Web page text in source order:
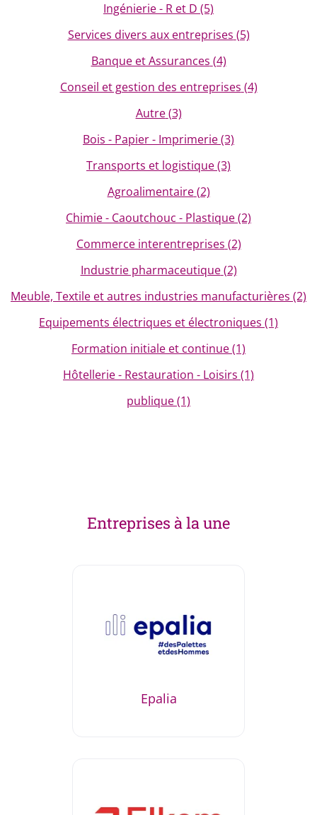
Ingénierie - R et D (5)
Services divers aux entreprises (5)
Banque et Assurances (4)
Conseil et gestion des entreprises (4)
Autre (3)
Bois - Papier - Imprimerie(3)
Transports et logistique(3)
Agroalimentaire (2)
Chimie - Caoutchouc - Plastique(2)
Commerce interentreprises (2)
Industrie pharmaceutique (2)
Meuble, Textile et autres industries manufacturières (2)
Equipements électriques et électroniques (1)
Formation initiale et continue(1)
Hôtellerie - Restauration - Loisirs (1)
publique(1)
Entreprises à la une
Epalia